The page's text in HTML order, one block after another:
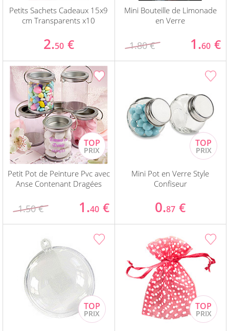
Petits Sachets Cadeaux 15x9
cm Transparents x10
2.50 €
Mini Bouteille de Limonade
en Verre
1.80 € 1.60 €
Petit Pot de Peinture Pvc avec
Anse Contenant Dragées
1.50 € 1.40 €
Mini Pot en Verre Style
Confiseur
0.87 €